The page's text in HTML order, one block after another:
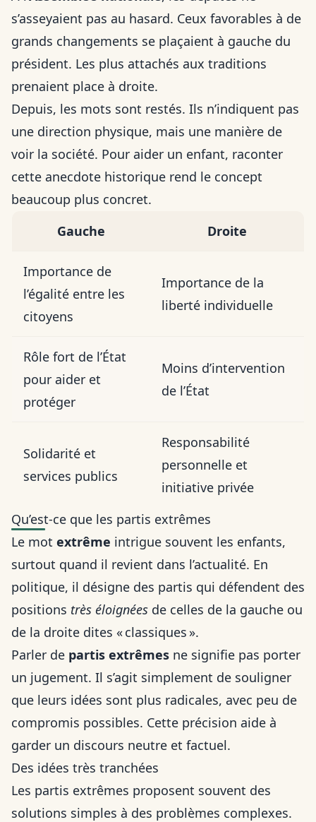
s’asseyaient pas au hasard. Ceux favorables à de
grands changements se plaçaient à gauche du
président. Les plus attachés aux traditions
prenaient place à droite.
Depuis, les mots sont restés. Ils n’indiquent pas
une direction physique, mais une manière de
voir la société. Pour aider un enfant, raconter
cette anecdote historique rend le concept
beaucoup plus concret.
Gauche
Droite
Importance de
l’égalité entre les
citoyens
Importance de la
liberté individuelle
Rôle fort de l’État
pour aider et
protéger
Moins d’intervention
de l’État
Solidarité et
services publics
Responsabilité
personnelle et
initiative privée
Qu’est-ce que les partis extrêmes
Le mot extrême intrigue souvent les enfants,
surtout quand il revient dans l’actualité. En
politique, il désigne des partis qui défendent des
positions très éloignées de celles de la gauche ou
de la droite dites « classiques ».
Parler de partis extrêmes ne signifie pas porter
un jugement. Il s’agit simplement de souligner
que leurs idées sont plus radicales, avec peu de
compromis possibles. Cette précision aide à
garder un discours neutre et factuel.
Des idées très tranchées
Les partis extrêmes proposent souvent des
solutions simples à des problèmes complexes.